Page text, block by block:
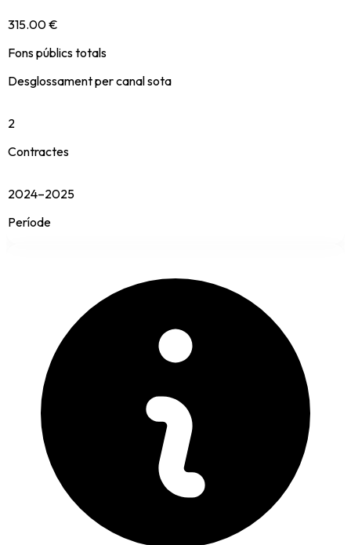
315.00 €
Fons públics totals
Desglossament per canal sota
2
Contractes
2024–2025
Període